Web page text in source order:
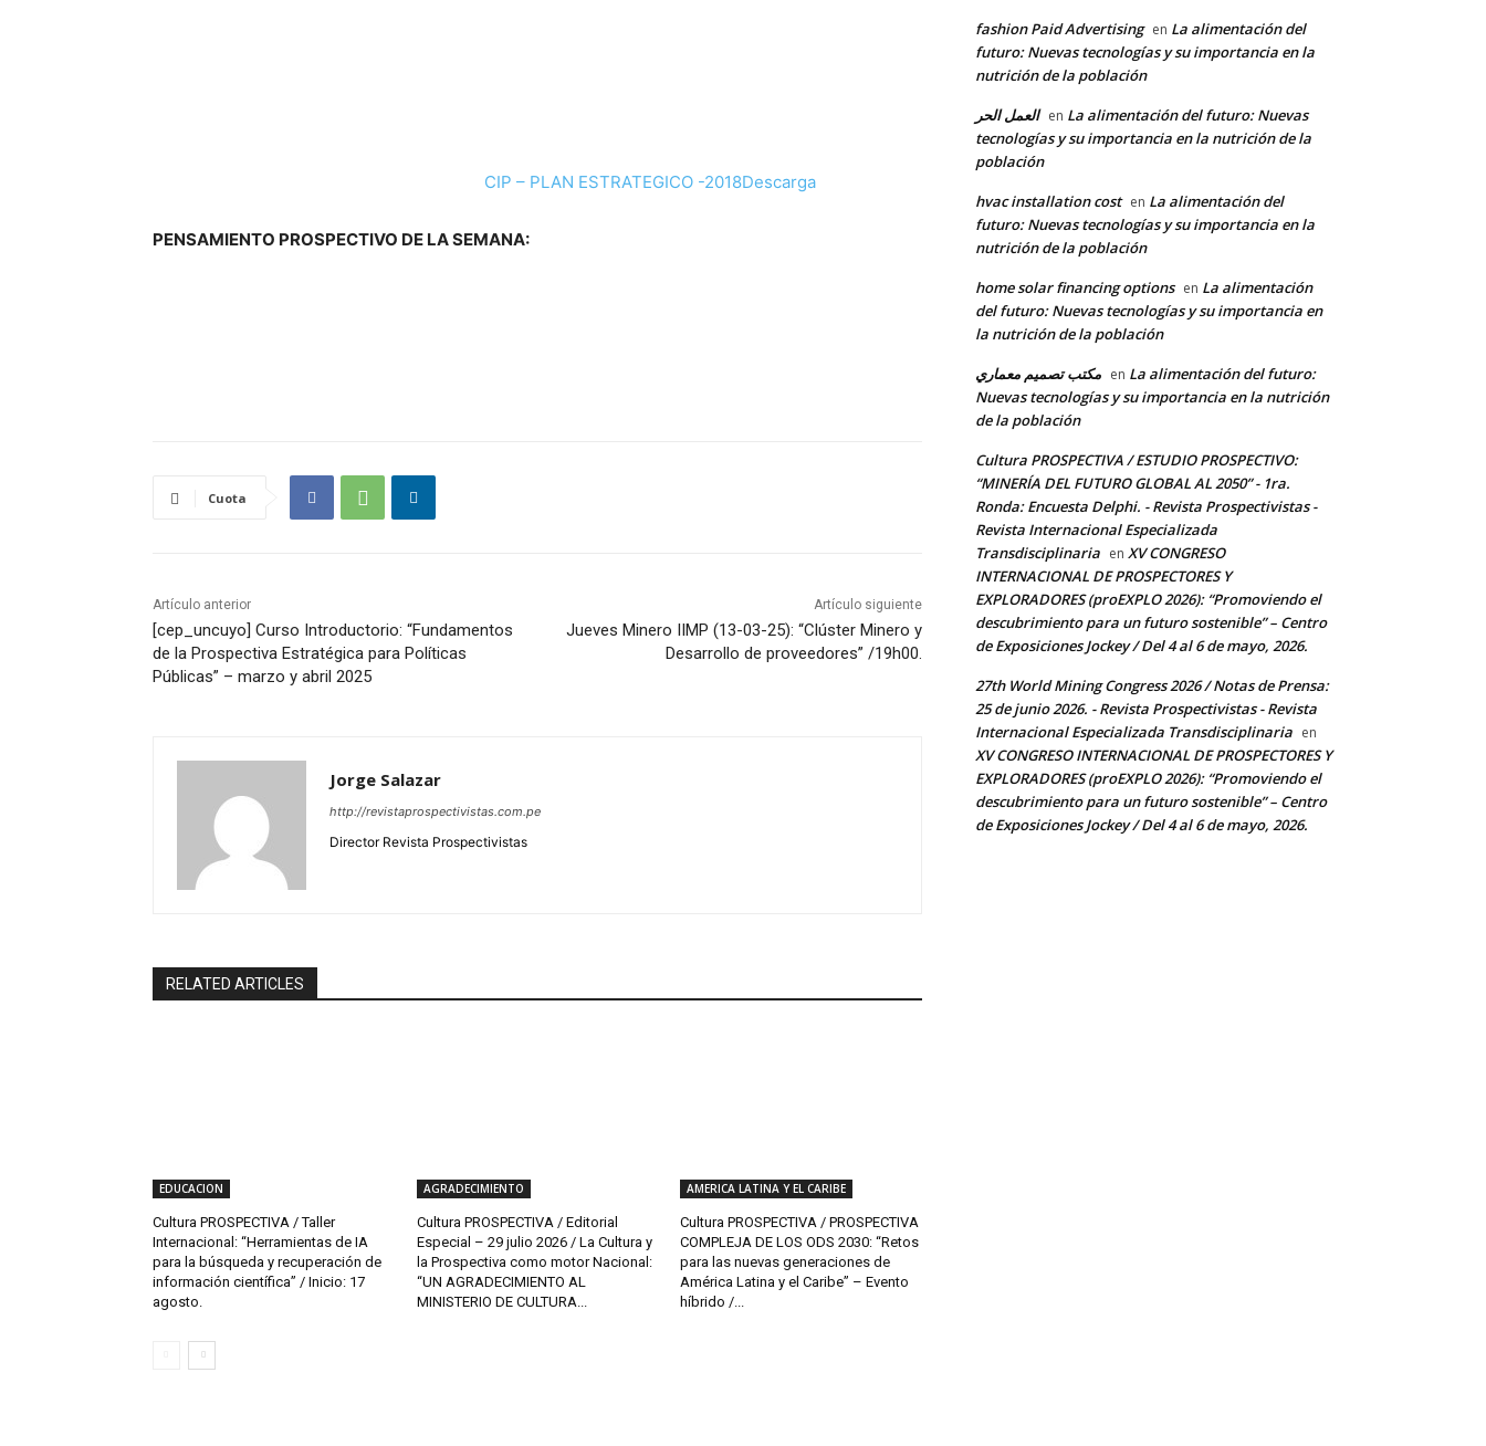
CIP – PLAN ESTRATEGICO -2018Descarga
PENSAMIENTO PROSPECTIVO DE LA SEMANA:
Cuota
Artículo anterior
[cep_uncuyo] Curso Introductorio: “Fundamentos
de la Prospectiva Estratégica para Políticas
Públicas” – marzo y abril 2025
Artículo siguiente
Jueves Minero IIMP (13-03-25): “Clúster Minero y
Desarrollo de proveedores” /19h00.
Jorge Salazar
http://revistaprospectivistas.com.pe
Director Revista Prospectivistas
RELATED ARTICLES
EDUCACION
Cultura PROSPECTIVA / Taller
Internacional: “Herramientas de IA
para la búsqueda y recuperación de
información científica” / Inicio: 17
agosto.
AGRADECIMIENTO
Cultura PROSPECTIVA / Editorial
Especial – 29 julio 2026 / La Cultura y
la Prospectiva como motor Nacional:
“UN AGRADECIMIENTO AL
MINISTERIO DE CULTURA...
AMERICA LATINA Y EL CARIBE
Cultura PROSPECTIVA / PROSPECTIVA
COMPLEJA DE LOS ODS 2030: “Retos
para las nuevas generaciones de
América Latina y el Caribe” – Evento
híbrido /...
fashion Paid Advertising en La alimentación del
futuro: Nuevas tecnologías y su importancia en la
nutrición de la población
العمل الحر en La alimentación del futuro: Nuevas
tecnologías y su importancia en la nutrición de la
población
hvac installation cost en La alimentación del
futuro: Nuevas tecnologías y su importancia en la
nutrición de la población
home solar financing options en La alimentación
del futuro: Nuevas tecnologías y su importancia en
la nutrición de la población
مكتب تصميم معماري en La alimentación del futuro:
Nuevas tecnologías y su importancia en la nutrición
de la población
Cultura PROSPECTIVA / ESTUDIO PROSPECTIVO:
“MINERÍA DEL FUTURO GLOBAL AL 2050” - 1ra.
Ronda: Encuesta Delphi. - Revista Prospectivistas -
Revista Internacional Especializada
Transdisciplinaria en XV CONGRESO
INTERNACIONAL DE PROSPECTORES Y
EXPLORADORES (proEXPLO 2026): “Promoviendo el
descubrimiento para un futuro sostenible” – Centro
de Exposiciones Jockey / Del 4 al 6 de mayo, 2026.
27th World Mining Congress 2026 / Notas de Prensa:
25 de junio 2026. - Revista Prospectivistas - Revista
Internacional Especializada Transdisciplinaria en
XV CONGRESO INTERNACIONAL DE PROSPECTORES Y
EXPLORADORES (proEXPLO 2026): “Promoviendo el
descubrimiento para un futuro sostenible” – Centro
de Exposiciones Jockey / Del 4 al 6 de mayo, 2026.